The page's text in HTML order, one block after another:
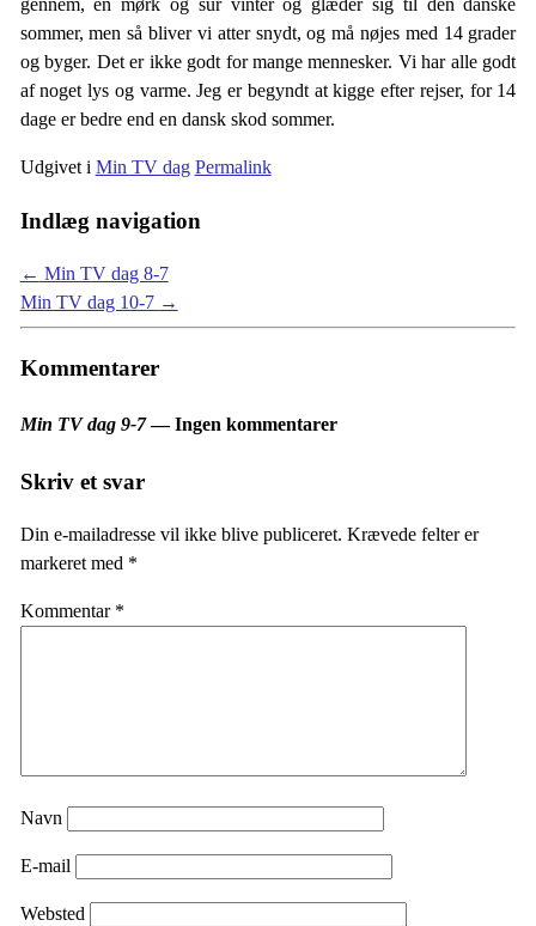
gennem, en mørk og sur vinter og glæder sig til den danske
sommer, men så bliver vi atter snydt, og må nøjes med 14 grader
og byger. Det er ikke godt for mange mennesker. Vi har alle godt
af noget lys og varme. Jeg er begyndt at kigge efter rejser, for 14
dage er bedre end en dansk skod sommer.
Udgivet i Min TV dag Permalink
Indlæg navigation
← Min TV dag 8-7
Min TV dag 10-7 →
Kommentarer
Min TV dag 9-7— Ingen kommentarer
Skriv et svar
Din e-mailadresse vil ikke blive publiceret. Krævede felter er
markeret med *
Kommentar *
Navn
E-mail
Websted